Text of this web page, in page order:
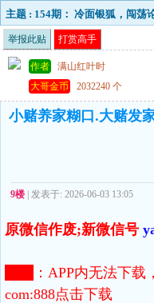
主题 : 154期： 冷面银狐，闯荡
坛够义气，够诚意！
举报此贴 打赏高手
作者 满山红叶时
大哥金币
2032240 个
小赌养家糊口.大赌发
9楼 | 发表于: 2026-06-03 13:05
原微信作废;新微信号
： APP内无法下载
com:888点击下载